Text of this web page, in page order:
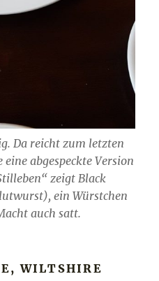
Da reicht zum letzten
abgespeckte Version
zeigt Black
ein Würstchen
auch satt.
WILTSHIRE